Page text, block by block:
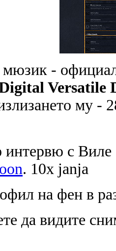
-
Versatile
му -
интервю с
. 10x janja
на фен в
да видите